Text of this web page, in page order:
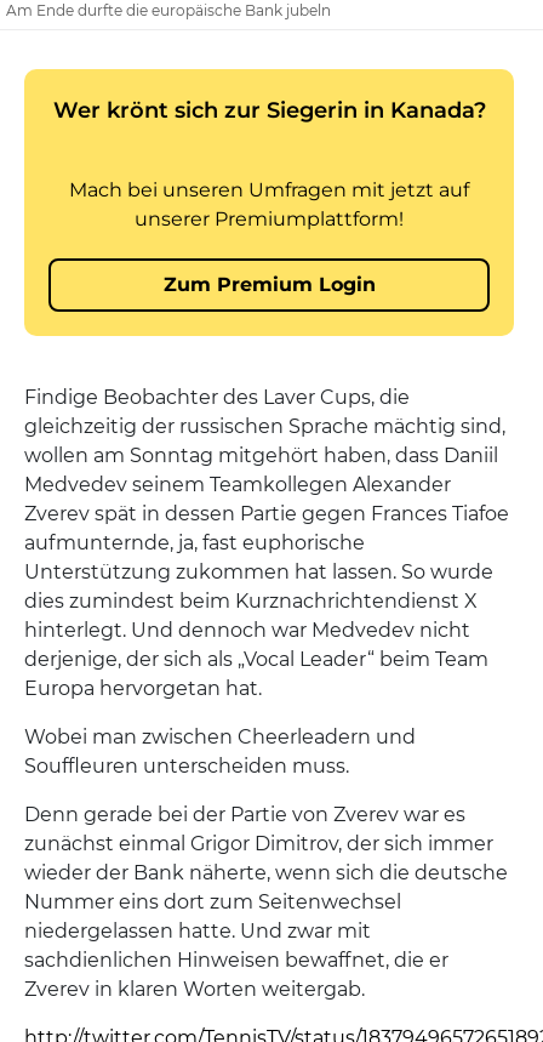
Am Ende durfte die europäische Bank jubeln
Findige Beobachter des Laver Cups, die
gleichzeitig der russischen Sprache mächtig sind,
wollen am Sonntag mitgehört haben, dass Daniil
Medvedev seinem Teamkollegen Alexander
Zverev spät in dessen Partie gegen Frances Tiafoe
aufmunternde, ja, fast euphorische
Unterstützung zukommen hat lassen. So wurde
dies zumindest beim Kurznachrichtendienst X
hinterlegt. Und dennoch war Medvedev nicht
derjenige, der sich als „Vocal Leader“ beim Team
Europa hervorgetan hat.
Wobei man zwischen Cheerleadern und
Souffleuren unterscheiden muss.
Denn gerade bei der Partie von Zverev war es
zunächst einmal Grigor Dimitrov, der sich immer
wieder der Bank näherte, wenn sich die deutsche
Nummer eins dort zum Seitenwechsel
niedergelassen hatte. Und zwar mit
sachdienlichen Hinweisen bewaffnet, die er
Zverev in klaren Worten weitergab.